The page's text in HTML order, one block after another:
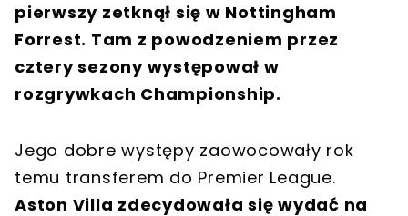
pierwszy zetknął się w Nottingham
Forrest. Tam z powodzeniem przez
cztery sezony występował w
rozgrywkach Championship.
Jego dobre występy zaowocowały rok
temu transferem do Premier League.
Aston Villa zdecydowała się wydać na